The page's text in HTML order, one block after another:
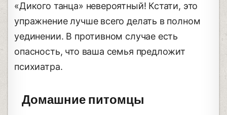
«Дикого танца» невероятный! Кстати, это
упражнение лучше всего делать в полном
уединении. В противном случае есть
опасность, что ваша семья предложит
психиатра.
Домашние питомцы